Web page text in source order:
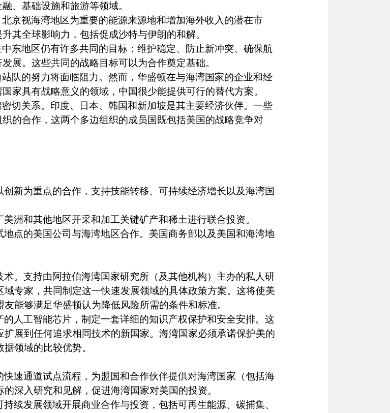
、基础设施和旅游等领域。
京视海湾地区为重要的能源来源地和增加海外收入的潜在市
其全球影响力，包括促成沙特与伊朗的和解。
东地区仍有许多共同的目标：维护稳定、防止新冲突、确保航
展。这些共同的战略目标可以为合作奠定基础。
队的努力将面临阻力。然而，华盛顿在与海湾国家的企业和经
家具有战略意义的领域，中国很少能提供可行的替代方案。
切关系。印度、日本、韩国和新加坡是其主要经济伙伴。一些
的合作，这两个多边组织的成员国既包括美国的战略竞争对
新为重点的合作，支持技能转移、可持续经济增长以及海湾国
洲和其他地区开采和加工关键矿产和稀土进行联合投资。
点的美国公司与海湾地区合作。美国商务部以及美国和海湾地
。支持由阿拉伯海湾国家研究所（及其他机构）主办的私人研
专家，共同制定这一快速发展领域的具体政策方案。这将使美
能够满足华盛顿认为降低风险所需的条件和标准。
人工智能芯片，制定一套详细的知识产权保护和安全安排。这
展到任何追求相同技术的新国家。海湾国家必须承诺保护美的
领域的比较优势。
速通道试点流程，为盟国和合作伙伴提供对海湾国家（包括海
深入研究和见解，促进海湾国家对美国的投资。
续发展领域开展商业合作与投资，包括可再生能源、碳捕集、